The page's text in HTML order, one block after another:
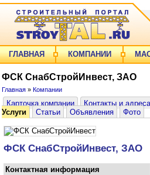
ГЛАВНАЯ КОМПАНИИ
ФСК СнабСтройИнвест, ЗАО
Главная » Компании
Карточка компании Контакты и адреса
Услуги
Статьи Объявления Фото
ФСК СнабСтройИнвест, ЗАО
Контактная информация